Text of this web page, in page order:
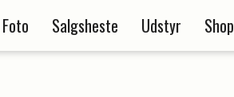
Foto Salgsheste Udstyr Shop